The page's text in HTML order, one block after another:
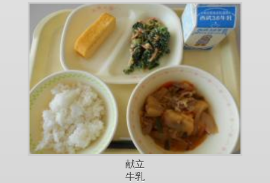
献立
牛乳